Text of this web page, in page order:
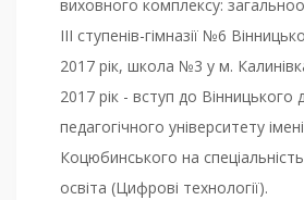
виховного комплексу:
ІІІ ступенів-гімназії №6
2017 рік, школа №3 у м.
2017 рік - вступ до Вінницького
педагогічного університету
Коцюбинського на
освіта (Цифрові технології).